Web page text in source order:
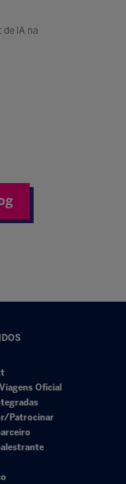
de IA na
Oficial
Patrocinar